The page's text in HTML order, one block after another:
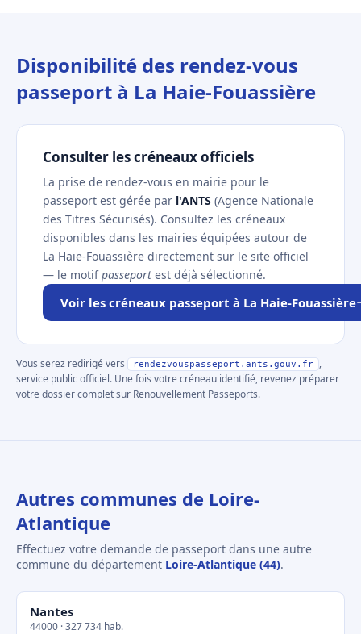
Disponibilité des rendez-vous
passeport à La Haie-Fouassière
Consulter les créneaux officiels
La prise de rendez-vous en mairie pour le
passeport est gérée par l'ANTS (Agence Nationale
des Titres Sécurisés). Consultez les créneaux
disponibles dans les mairies équipées autour de
La Haie-Fouassière directement sur le site officiel
— le motifpasseport est déjà sélectionné.
Voir les créneaux passeport à La Haie-Fouassière
Vous serez redirigé vers rendezvouspasseport.ants.gouv.fr
,
service public officiel. Une fois votre créneau identifié, revenez préparer
votre dossier complet sur Renouvellement Passeports.
Autres communes de Loire-
Atlantique
Effectuez votre demande de passeport dans une autre
commune du département Loire-Atlantique (44).
Nantes
44000 · 327 734 hab.